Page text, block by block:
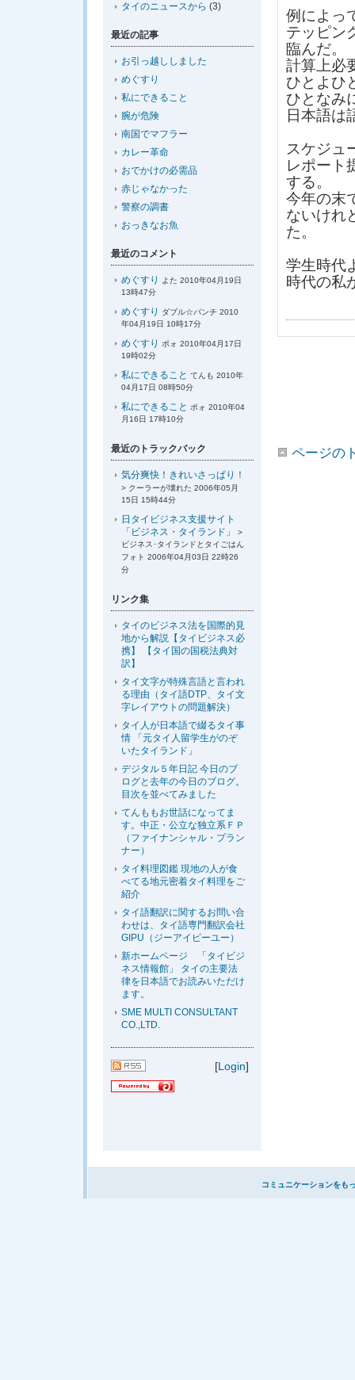
例によっ
テッピン
臨んだ。
計算上必
ひとよひ
ひとなみ
日本語は
スケジュ
レポート
する。
今年の末
ないけれ
た。
学生時代
時代の私
ページの
タイのニュースから (3)
最近の記事
お引っ越ししました
めぐすり
私にできること
腕が危険
南国でマフラー
カレー革命
おでかけの必需品
赤じゃなかった
警察の調書
おっきなお魚
最近のコメント
めぐすり よた 2010年04月19日
13時47分
めぐすり
ダブル☆パンチ 2010
年04月19日 10時17分
めぐすり
ポォ 2010年04月17日
19時02分
私にできること てんも 2010年
04月17日 08時50分
私にできること ポォ 2010年04
月16日 17時10分
最近のトラックバック
気分爽快！きれいさっぱり！
> クーラーが壊れた 2006年05月
15日 15時44分
日タイビジネス支援サイト
「ビジネス・タイランド」
>
ビジネス･タイランドとタイごはん
フォト 2006年04月03日 22時26
分
リンク集
タイのビジネス法を国際的見
地から解説【タイビジネス必
携】 【タイ国の国税法典対
訳】
タイ文字が特殊言語と言われ
る理由（タイ語DTP、タイ文
字レイアウトの問題解決）
タイ人が日本語で綴るタイ事
情 「元タイ人留学生がのぞ
いたタイランド」
デジタル５年日記 今日のブ
ログと去年の今日のブログ。
目次を並べてみました
てんももお世話になってま
す。中正・公立な独立系ＦＰ
（ファイナンシャル・プラン
ナー）
タイ料理図鑑 現地の人が食
べてる地元密着タイ料理をご
紹介
タイ語翻訳に関するお問い合
わせは、タイ語専門翻訳会社
GIPU（ジーアイピーユー）
新ホームページ 「タイビジ
ネス情報館」 タイの主要法
律を日本語でお読みいただけ
ます。
SME MULTI CONSULTANT
CO.,LTD.
[Login]
コミュニケーションをも